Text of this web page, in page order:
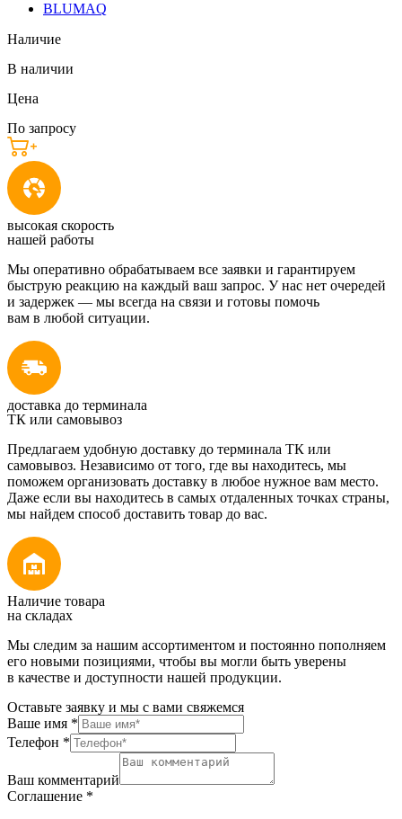
BLUMAQ
Наличие
В наличии
Цена
По запросу
высокая скорость
нашей работы
Мы оперативно обрабатываем все заявки и гарантируем
быструю реакцию на каждый ваш запрос. У нас нет очередей
и задержек — мы всегда на связи и готовы помочь
вам в любой ситуации.
доставка до терминала
ТК или самовывоз
Предлагаем удобную доставку до терминала ТК или
самовывоз. Независимо от того, где вы находитесь, мы
поможем организовать доставку в любое нужное вам место.
Даже если вы находитесь в самых отдаленных точках страны,
мы найдем способ доставить товар до вас.
Наличие товара
на складах
Мы следим за нашим ассортиментом и постоянно пополняем
его новыми позициями, чтобы вы могли быть уверены
в качестве и доступности нашей продукции.
Оставьте заявку и мы с вами свяжемся
Ваше имя *
Телефон *
Ваш комментарий
Соглашение *